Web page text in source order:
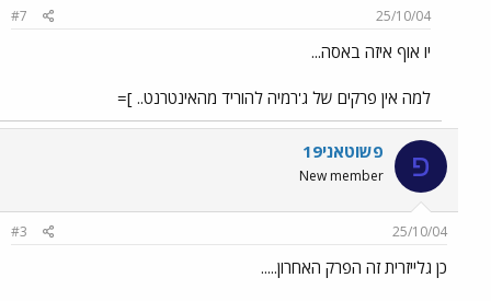
25/10/04
#7
יו אוף איזה באסה...
למה אין פרקים של ג'רמיה להוריד מהאינטרנט.. ]=
פ פשוטאני19
New member
25/10/04
#3
כן גלייזרית זה הפרק האחרון.....